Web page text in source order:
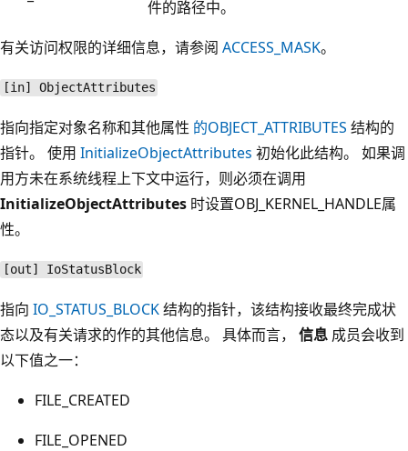
件的路径中。
有关访问权限的详细信息，请参阅 ACCESS_MASK。
[in] ObjectAttributes
指向指定对象名称和其他属性 的OBJECT_ATTRIBUTES 结构的
指针。 使用 InitializeObjectAttributes 初始化此结构。 如果调
用方未在系统线程上下文中运行，则必须在调用
InitializeObjectAttributes 时设置OBJ_KERNEL_HANDLE属
性。
[out] IoStatusBlock
指向 IO_STATUS_BLOCK结构的指针，该结构接收最终完成状
态以及有关请求的作的其他信息。 具体而言， 信息 成员会收到
以下值之一：
FILE_CREATED
FILE_OPENED